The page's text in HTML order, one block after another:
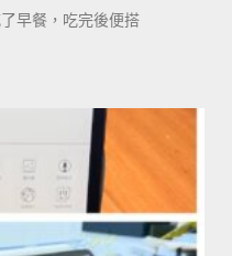
早餐，吃完後便搭